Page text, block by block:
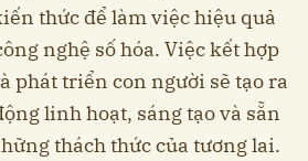
thức để làm việc hiệu quả
nghệ số hóa. Việc kết hợp
phát triển con người sẽ tạo ra
linh hoạt, sáng tạo và sẵn
thách thức của tương lai.